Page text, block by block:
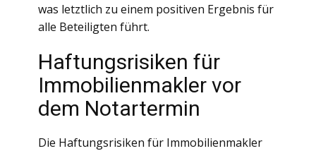
was letztlich zu einem positiven Ergebnis für
alle Beteiligten führt.
Haftungsrisiken für
Immobilienmakler vor
dem Notartermin
Die Haftungsrisiken für Immobilienmakler